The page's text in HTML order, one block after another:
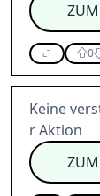
0
Keine
r Aktion